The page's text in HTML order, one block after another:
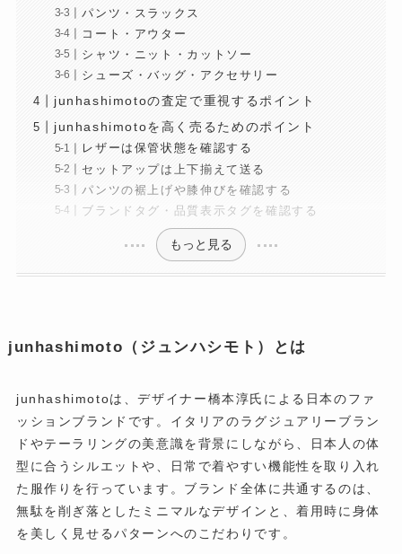
パンツ・スラックス
コート・アウター
シャツ・ニット・カットソー
シューズ・バッグ・アクセサリー
junhashimotoの査定で重視するポイント
junhashimotoを高く売るためのポイント
レザーは保管状態を確認する
セットアップは上下揃えて送る
パンツの裾上げや膝伸びを確認する
ブランドタグ・品質表示タグを確認する
もっと見る
junhashimoto（ジュンハシモト）とは
junhashimotoは、デザイナー橋本淳氏による日本のファ
ッションブランドです。イタリアのラグジュアリーブラン
ドやテーラリングの美意識を背景にしながら、日本人の体
型に合うシルエットや、日常で着やすい機能性を取り入れ
た服作りを行っています。ブランド全体に共通するのは、
無駄を削ぎ落としたミニマルなデザインと、着用時に身体
を美しく見せるパターンへのこだわりです。